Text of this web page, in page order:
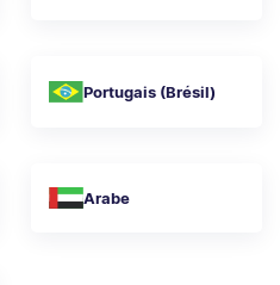
Portugais (Brésil)
Arabe